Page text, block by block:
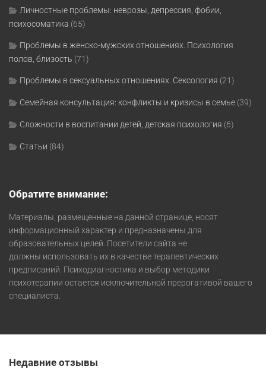
Личностные проблемы: неврозы, депрессия, фобии,
психосоматика (65)
Проблемы в женско-мужских отношениях. Психология
полов, близость (71)
Проблемы в сексуальных отношениях. Сексология (21)
Семейная консультация: конфликты и кризисы в семье (39)
Сложности в воспитании детей, детская психология (6)
Статьи (84)
Обратите внимание:
Материалы, размещенные на данной странице, носят
информационный характер и предназначены для
образовательных целей. Посетители сайта не
должны использовать их в качестве терапевтических
предписаний. Психодиагностика и выбор методики
психотерапии остается исключительной прерогативой вашего
специалиста.
Недавние отзывы